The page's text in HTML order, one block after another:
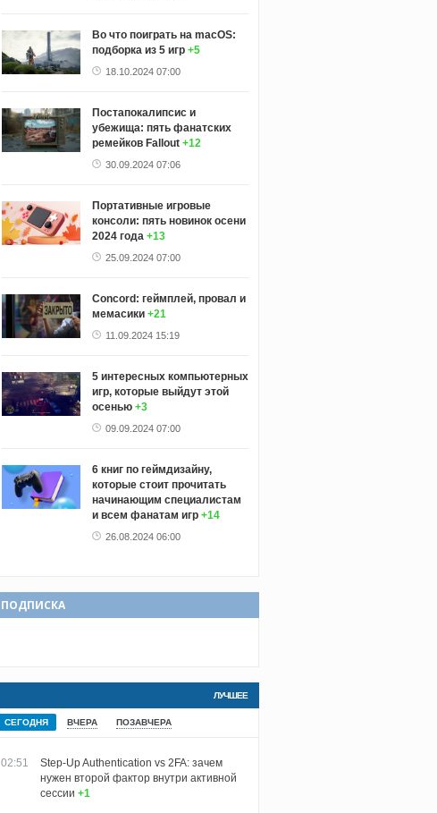
Во что поиграть на macOS:
подборка из 5 игр +5
18.10.2024 07:00
Постапокалипсис и
убежища: пять фанатских
ремейков Fallout +12
30.09.2024 07:06
Портативные игровые
консоли: пять новинок осени
2024 года +13
25.09.2024 07:00
Concord: геймплей, провал и
мемасики +21
11.09.2024 15:19
5 интересных компьютерных
игр, которые выйдут этой
осенью +3
09.09.2024 07:00
6 книг по геймдизайну,
которые стоит прочитать
начинающим специалистам
и всем фанатам игр +14
26.08.2024 06:00
ПОДПИСКА
ЛУЧШЕЕ
СЕГОДНЯ ВЧЕРА ПОЗАВЧЕРА
02:51
Step-Up Authentication vs 2FA: зачем
нужен второй фактор внутри активной
сессии +1